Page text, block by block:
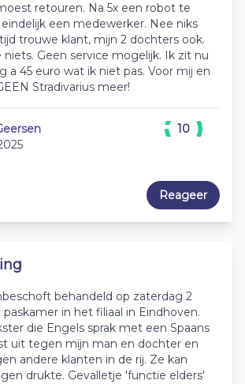
retouren. Na 5x een robot te
een medewerker. Nee niks
trouwe klant, mijn 2 dochters ook.
Geen service mogelijk. Ik zit nu
a 45 euro wat ik niet pas. Voor mij en
Stradivarius meer!
10
Reageer
behandeld op zaterdag 2
in het filiaal in Eindhoven.
die Engels sprak met een Spaans
uit tegen mijn man en dochter en
andere klanten in de rij. Ze kan
drukte. Gevalletje 'functie elders'